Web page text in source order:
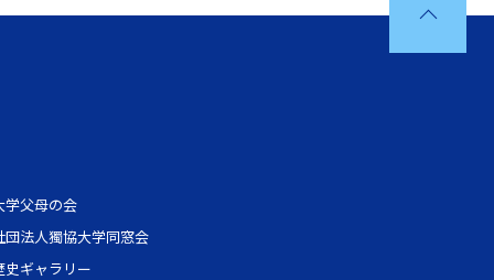
学父母の会
団法人獨協大学同窓会
史ギャラリー